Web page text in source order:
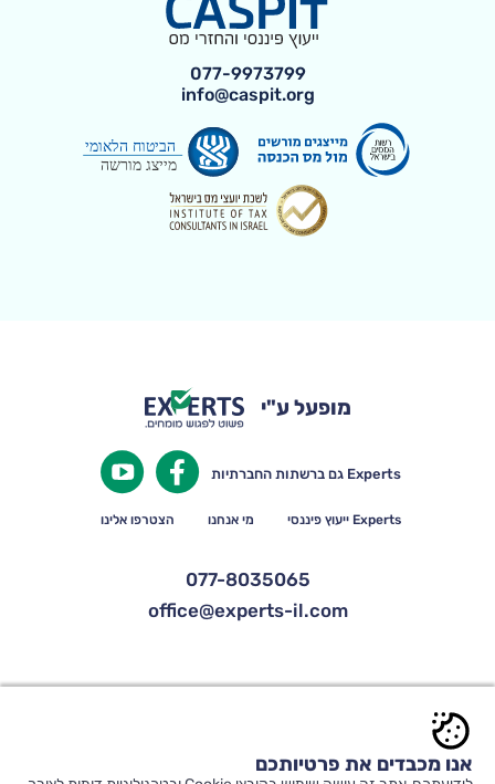
077-9973799
info@caspit.org
מופעל ע"י
Experts גם ברשתות החברתיות
Experts ייעוץ פיננסי מי אנחנו הצטרפו אלינו
077-8035065
office@experts-il.com
© כל הזכויות שמורות ל-Experts |
הצטרפות מומחים
אנו מכבדים את פרטיותכם